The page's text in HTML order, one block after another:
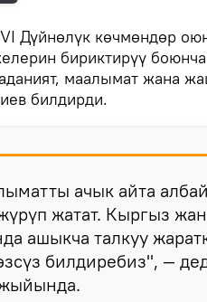
VI Дүйнөлүк көчмөндөр
бириктирүү
маалымат жана
билдирди.
ачык айта
жатат. Кыргыз
ашыкча талкуу
билдиребиз", —